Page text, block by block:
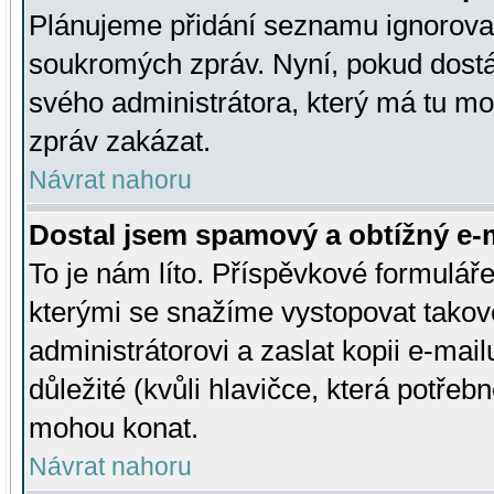
Plánujeme přidání seznamu
soukromých zpráv. Nyní, pokud
svého administrátora, který má tu
zpráv zakázat.
Návrat nahoru
Dostal jsem spamový a obtížný
To je nám líto. Příspěvkové
kterými se snažíme vystopovat
administrátorovi a zaslat kopii e-
důležité (kvůli hlavičce, která
mohou konat.
Návrat nahoru